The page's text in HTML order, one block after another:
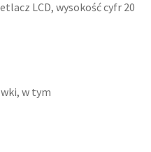
LCD, wysokość cyfr 20
w tym